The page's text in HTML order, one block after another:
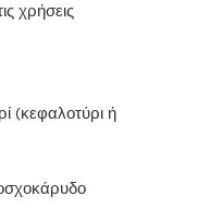
χρήσεις
(κεφαλοτύρι ή